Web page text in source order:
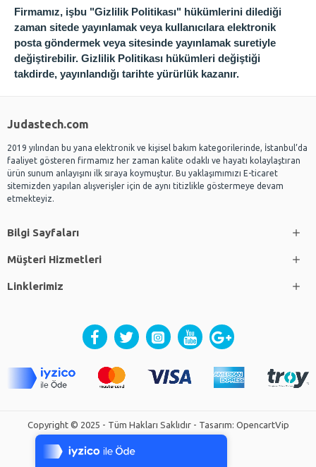
7/24 Canlı Destek
%100 Sorunsuz Alışveriş
Firmamız, işbu "Gizlilik Politikası" hükümlerini dilediği
zaman sitede yayınlamak veya kullanıcılara elektronik
posta göndermek veya sitesinde yayınlamak suretiyle
değiştirebilir. Gizlilik Politikası hükümleri değiştiği
takdirde, yayınlandığı tarihte yürürlük kazanır.
Judastech.com
2019 yılından bu yana elektronik ve kişisel bakım kategorilerinde, İstanbul’da
faaliyet gösteren firmamız her zaman kalite odaklı ve hayatı kolaylaştıran
ürün sunum anlayışını ilk sıraya koymuştur. Bu yaklaşımımızı E-ticaret
sitemizden yapılan alışverişler için de aynı titizlikle göstermeye devam
etmekteyiz.
Bilgi Sayfaları
Müşteri Hizmetleri
Linklerimiz
Copyright © 2025 - Tüm Hakları Saklıdır - Tasarım: OpencartVip